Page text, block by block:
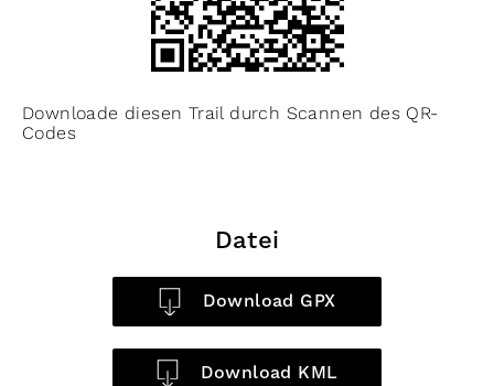
Downloade diesen Trail durch Scannen des QR-
Codes
Datei
Download GPX
Download KML